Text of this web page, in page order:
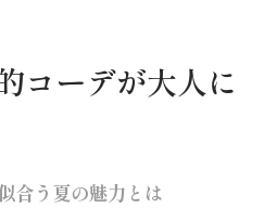
夏の着こなしテクニック
大人を格上げする夏の着こ
コーデが大人に
合う夏の魅力とは